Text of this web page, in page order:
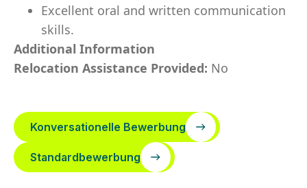
Excellent oral and written communication
skills.
Additional Information
Relocation Assistance Provided: No
Konversationelle Bewerbung
Standardbewerbung